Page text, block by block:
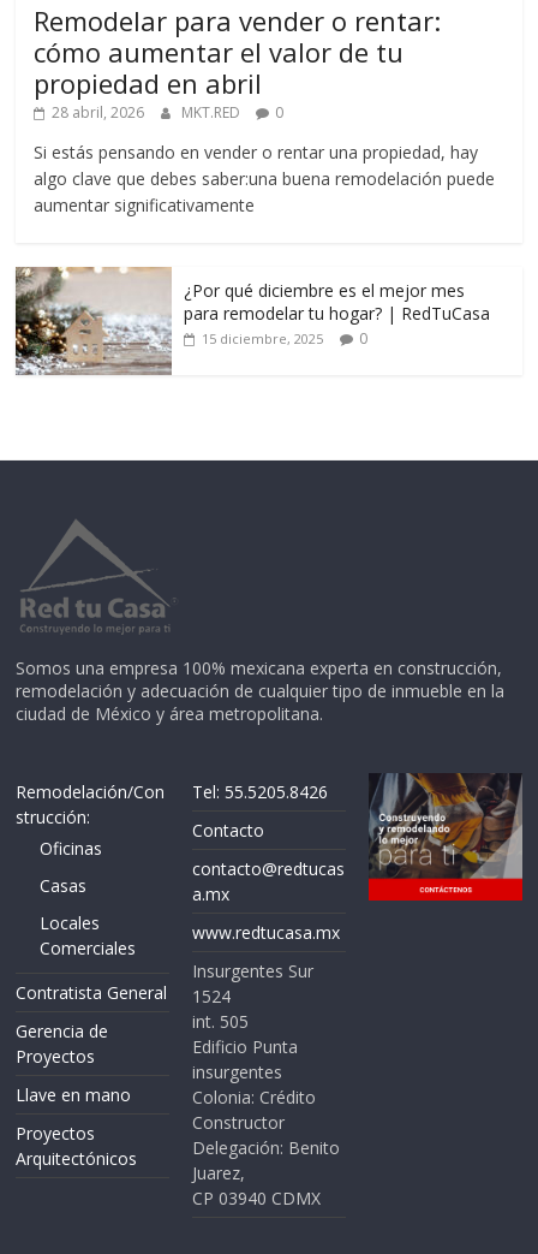
Remodelar para vender o rentar:
cómo aumentar el valor de tu
propiedad en abril
28 abril, 2026 MKT.RED 0
Si estás pensando en vender o rentar una propiedad, hay
algo clave que debes saber:una buena remodelación puede
aumentar significativamente
¿Por qué diciembre es el mejor mes
para remodelar tu hogar? | RedTuCasa
15 diciembre, 2025 0
Somos una empresa 100% mexicana experta en construcción,
remodelación y adecuación de cualquier tipo de inmueble en la
ciudad de México y área metropolitana.
Remodelación/Con
strucción:
Oficinas
Casas
Locales
Comerciales
Contratista General
Gerencia de
Proyectos
Llave en mano
Proyectos
Arquitectónicos
Tel: 55.5205.8426
Contacto
contacto@redtucas
a.mx
www.redtucasa.mx
Insurgentes Sur
1524
int. 505
Edificio Punta
insurgentes
Colonia: Crédito
Constructor
Delegación: Benito
Juarez,
CP 03940 CDMX